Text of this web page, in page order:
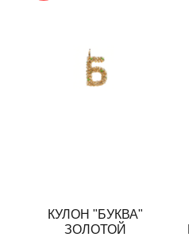
КУЛОН "БУКВА"
ЗОЛОТОЙ